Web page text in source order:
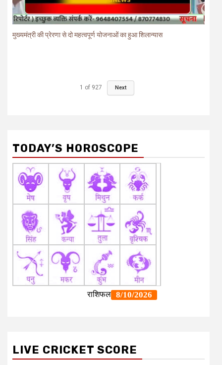
मुख्यमंत्री की प्रेरणा से दो महत्वपूर्ण योजनाओं का हुआ शिलान्यास
1 of 927 Next
TODAY’S HOROSCOPE
LIVE CRICKET SCORE